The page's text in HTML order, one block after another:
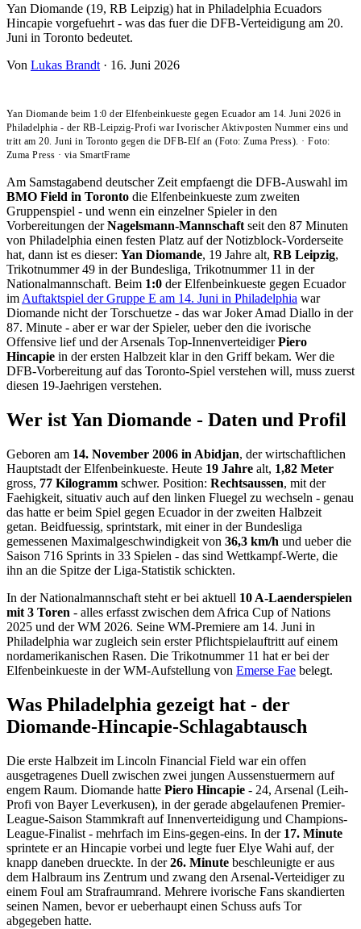
Yan Diomande (19, RB Leipzig) hat in Philadelphia Ecuadors
Hincapie vorgefuehrt - was das fuer die DFB-Verteidigung am 20.
Juni in Toronto bedeutet.
Von Lukas Brandt · 16. Juni 2026
Yan Diomande beim 1:0 der Elfenbeinkueste gegen Ecuador am 14. Juni 2026 in
Philadelphia - der RB-Leipzig-Profi war Ivorischer Aktivposten Nummer eins und
tritt am 20. Juni in Toronto gegen die DFB-Elf an (Foto: Zuma Press). ·Foto:
Zuma Press · via SmartFrame
Am Samstagabend deutscher Zeit empfaengt die DFB-Auswahl im
BMO Field in Toronto die Elfenbeinkueste zum zweiten
Gruppenspiel - und wenn ein einzelner Spieler in den
Vorbereitungen derNagelsmann-Mannschaftseit den 87 Minuten
von Philadelphia einen festen Platz auf der Notizblock-Vorderseite
hat, dann ist es dieser: Yan Diomande, 19 Jahre alt, RB Leipzig,
Trikotnummer 49 in der Bundesliga, Trikotnummer 11 in der
Nationalmannschaft. Beim 1:0 der Elfenbeinkueste gegen Ecuador
imAuftaktspiel der Gruppe E am 14. Juni in Philadelphia war
Diomande nicht der Torschuetze - das war Joker Amad Diallo in der
87. Minute - aber er war der Spieler, ueber den die ivorische
Offensive lief und der Arsenals Top-InnenverteidigerPiero
Hincapie in der ersten Halbzeit klar in den Griff bekam. Wer die
DFB-Vorbereitung auf das Toronto-Spiel verstehen will, muss zuerst
diesen 19-Jaehrigen verstehen.
Wer ist Yan Diomande - Daten und Profil
Geboren am 14. November 2006 in Abidjan, der wirtschaftlichen
Hauptstadt der Elfenbeinkueste. Heute 19 Jahre alt, 1,82 Meter
gross, 77 Kilogramm schwer. Position: Rechtsaussen, mit der
Faehigkeit, situativ auch auf den linken Fluegel zu wechseln - genau
das hatte er beim Spiel gegen Ecuador in der zweiten Halbzeit
getan. Beidfuessig, sprintstark, mit einer in der Bundesliga
gemessenen Maximalgeschwindigkeit von 36,3 km/h und ueber die
Saison 716 Sprints in 33 Spielen - das sind Wettkampf-Werte, die
ihn an die Spitze der Liga-Statistik schickten.
In der Nationalmannschaft steht er bei aktuell 10 A-Laenderspielen
mit 3 Toren - alles erfasst zwischen dem Africa Cup of Nations
2025 und der WM 2026. Seine WM-Premiere am 14. Juni in
Philadelphia war zugleich sein erster Pflichtspielauftritt auf einem
nordamerikanischen Rasen. Die Trikotnummer 11 hat er bei der
Elfenbeinkueste in der WM-Aufstellung von Emerse Fae belegt.
Was Philadelphia gezeigt hat - der
Diomande-Hincapie-Schlagabtausch
Die erste Halbzeit im Lincoln Financial Field war ein offen
ausgetragenes Duell zwischen zwei jungen Aussenstuermern auf
engem Raum. Diomande hatte Piero Hincapie - 24, Arsenal (Leih-
Profi von Bayer Leverkusen), in der gerade abgelaufenen Premier-
League-Saison Stammkraft auf Innenverteidigung und Champions-
League-Finalist - mehrfach im Eins-gegen-eins. In der 17. Minute
sprintete er an Hincapie vorbei und legte fuer Elye Wahi auf, der
knapp daneben drueckte. In der26. Minute beschleunigte er aus
dem Halbraum ins Zentrum und zwang den Arsenal-Verteidiger zu
einem Foul am Strafraumrand. Mehrere ivorische Fans skandierten
seinen Namen, bevor er ueberhaupt einen Schuss aufs Tor
abgegeben hatte.